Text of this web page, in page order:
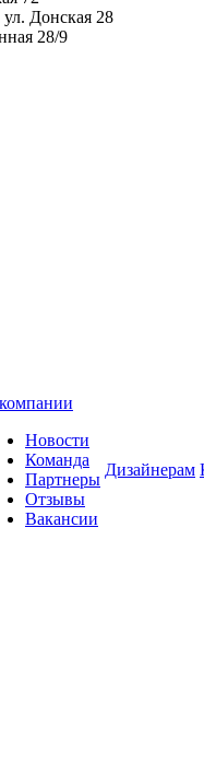
Донская 28
28/9
Новости
Команда
Партнеры
Отзывы
Вакансии
Дизайнерам